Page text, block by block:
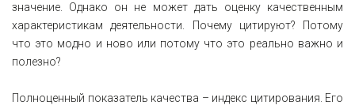
значение. Однако он не может дать оценку качественным
характеристикам деятельности. Почему цитируют? Потому
что это модно и ново или потому что это реально важно и
полезно?
Полноценный показатель качества – индекс цитирования. Его